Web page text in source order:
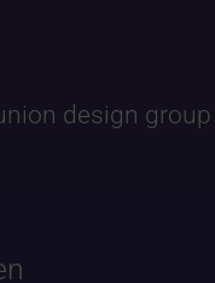
design group